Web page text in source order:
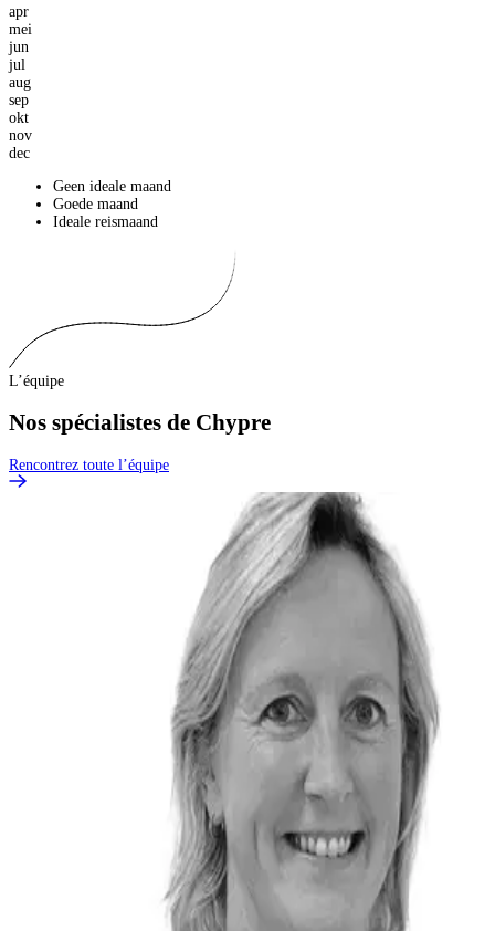
apr
mei
jun
jul
aug
sep
okt
nov
dec
Geen ideale maand
Goede maand
Ideale reismaand
L’équipe
Nos spécialistes de Chypre
Rencontrez toute l’équipe